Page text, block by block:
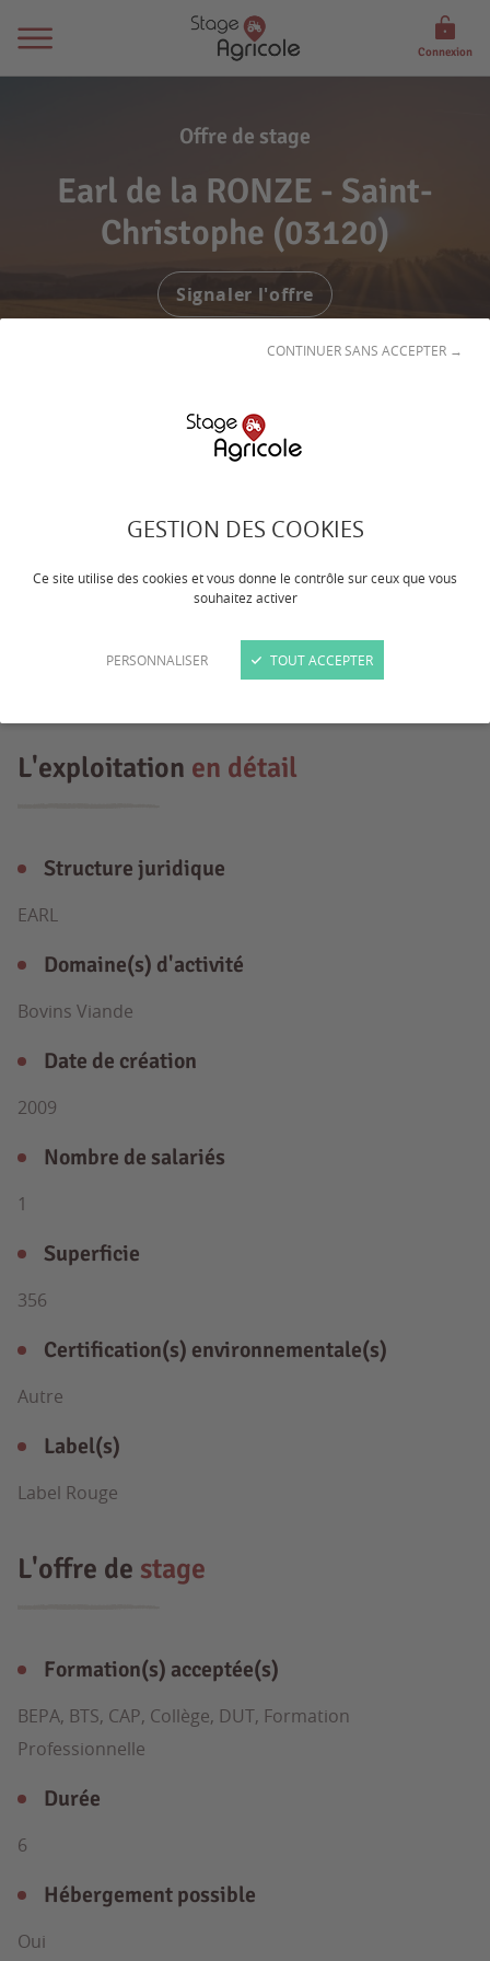
GESTION DES COOKIES
Ce site utilise des cookies et vous donne le contrôle sur ceux que vous
souhaitez activer
PERSONNALISER
CONTINUER SANS ACCEPTER →
TOUT ACCEPTER
Connexion
Offre de stage
Earl de la RONZE - Saint-
Christophe (03120)
Signaler l'offre
Exploitations de polyculture élevage
entre une production céréaliers et un
Charolaise et Salers.
L'exploitation en détail
Structure juridique
EARL
Domaine(s) d'activité
Bovins Viande
Date de création
2009
Nombre de salariés
1
Superficie
356
Certification(s) environnementale(s)
Autre
Label(s)
Label Rouge
L'offre de stage
Formation(s) acceptée(s)
BEPA, BTS, CAP, Collège, DUT, Formation
Professionnelle
Durée
6
Hébergement possible
Oui